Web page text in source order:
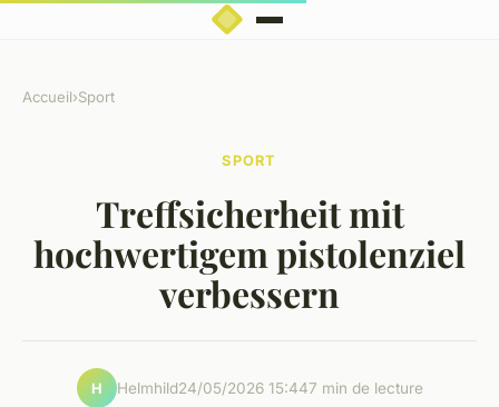
Accueil›Sport
SPORT
Treffsicherheit mit
hochwertigem pistolenziel
verbessern
H Helmhild24/05/2026 15:447 min de lecture